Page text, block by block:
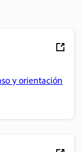
y orientación